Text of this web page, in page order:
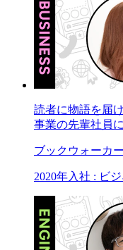
読者に物語を届
事業の先輩社員
ブックウォーカ
2020年入社 : ビ